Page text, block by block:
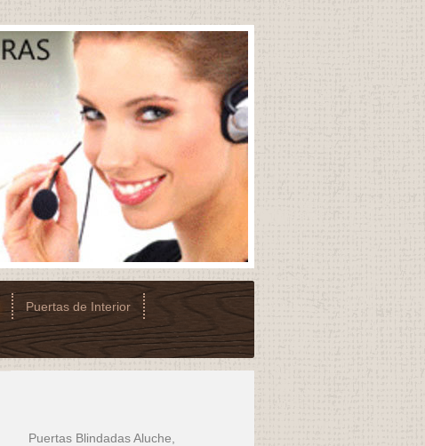
Puertas de Interior
Puertas Blindadas Aluche,